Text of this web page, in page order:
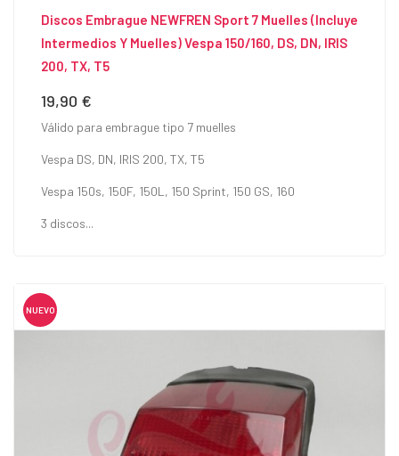
Discos Embrague NEWFREN Sport 7 Muelles (Incluye
Intermedios Y Muelles) Vespa 150/160, DS, DN, IRIS
200, TX, T5
Precio
19,90 €
Válido para embrague tipo 7 muelles
Vespa DS, DN, IRIS 200, TX, T5
Vespa 150s, 150F, 150L, 150 Sprint, 150 GS, 160
3 discos...
NUEVO